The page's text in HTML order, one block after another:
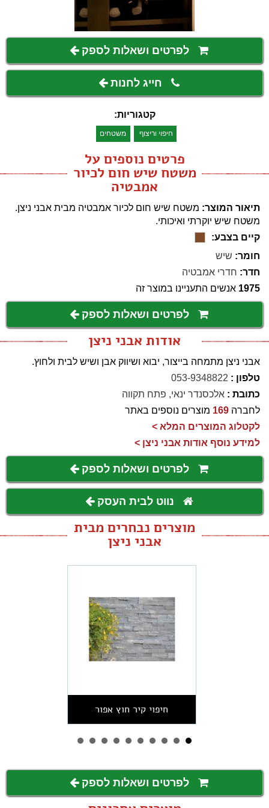
לפרטים ושאלות לספק
חייג לחנות
קטגוריות:
חיפוי וריצוף משטחים
פרטים נוספים על
משטח שיש חום לכיור
אמבטיה
תיאור המוצר: משטח שיש חום לכיור אמבטיה מבית אבני ניצן.
משטח שיש יוקרתי ואיכותי.
קיים בצבע:
חומר: שיש
חדר: חדרי אמבטיה
1975 אנשים התעניינו במוצר זה
לפרטים ושאלות לספק
אודות אבני ניצן
אבני ניצן מתמחה בייצור, יבוא ושיווק אבן ושיש לבית ולחוץ.
טלפון : 053-9348822
כתובת : אלכסנדר ינאי, פתח תקווה
לחברה 169 מוצרים נוספים באתר
לקטלוג המוצרים המלא >
למידע נוסף אודות אבני ניצן >
לפרטים ושאלות לספק
נווט לבית העסק
מוצרים נבחרים מבית
אבני ניצן
חיפוי קיר חוץ אפור
לפרטים ושאלות לספק